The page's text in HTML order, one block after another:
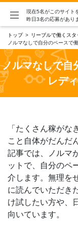
現在5名がこのサイト
昨日3名の応募があり
トップ
リーブルで働くス
ノルマなしで自分のペースで
ノルマなしで自
レデ
「たくさん稼がな
こと自体がだんだ
記事では、ノルマ
ットで、自分のペ
介します。無理を
に読んでいただき
け試したい方や、
向いています。